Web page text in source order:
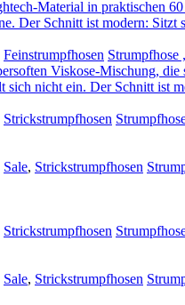
Feinstrumpfhosen Strumpfhose
Strickstrumpfhosen
Sale, Strickstrumpfhosen
Strickstrumpfhosen
Sale, Strickstrumpfhosen